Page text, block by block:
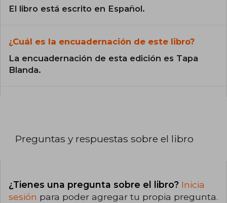
El libro está escrito en Español.
¿Cuál es la encuadernación de este libro?
La encuadernación de esta edición es Tapa
Blanda.
Preguntas y respuestas sobre el libro
¿Tienes una pregunta sobre el libro? Inicia
sesión para poder agregar tu propia pregunta.